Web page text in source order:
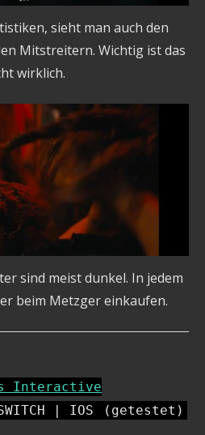
sieht man auch den
Mitstreitern. Wichtig ist das
wirklich.
sind meist dunkel. In jedem
beim Metzger einkaufen.
Interactive
| IOS
(getestet)